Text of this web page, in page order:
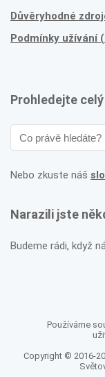
Důvěryhodné
Podmínky užívání
Prohledejte
Nebo zkuste náš
Narazili jste
Budeme rádi, když
Používáme
Copyright © 2016-